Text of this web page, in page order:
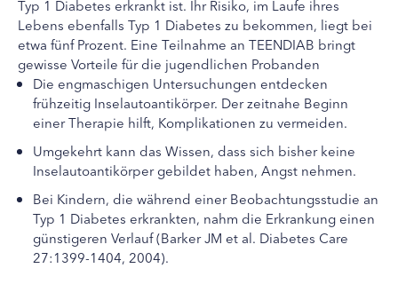
Typ 1 Diabetes erkrankt ist. Ihr Risiko, im Laufe ihres
Lebens ebenfalls Typ 1 Diabetes zu bekommen, liegt bei
etwa fünf Prozent. Eine Teilnahme an TEENDIAB bringt
gewisse Vorteile für die jugendlichen Probanden
Die engmaschigen Untersuchungen entdecken
frühzeitig Inselautoantikörper. Der zeitnahe Beginn
einer Therapie hilft, Komplikationen zu vermeiden.
Umgekehrt kann das Wissen, dass sich bisher keine
Inselautoantikörper gebildet haben, Angst nehmen.
Bei Kindern, die während einer Beobachtungsstudie an
Typ 1 Diabetes erkrankten, nahm die Erkrankung einen
günstigeren Verlauf (Barker JM et al. Diabetes Care
27:1399-1404, 2004).